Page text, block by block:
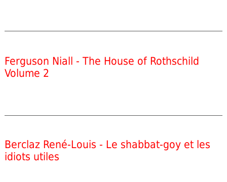
Ferguson Niall - The House of Rothschild
Volume 2
Berclaz René-Louis - Le shabbat-goy et les
idiots utiles